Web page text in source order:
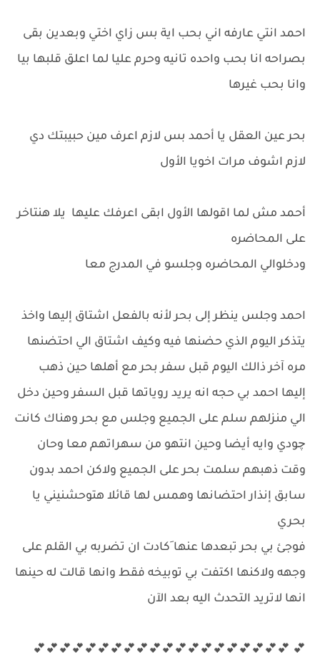
احمد انتي عارفه اني بحب اية بس زاي اختي وبعدين بقى
بصراحه انا بحب واحده تانيه وحرم عليا لما اعلق قلبها بيا
وانا بحب غيرها
بحر عين العقل يا أحمد بس لازم اعرف مين حبيبتك دي
لازم اشوف مرات اخويا الأول
أحمد مش لما اقولها الأول ابقى اعرفك عليها يلا هنتاخر
على المحاضره
ودخلوالي المحاضره وجلسو في المدرج معا
احمد وجلس ينظر إلى بحر لأنه بالفعل اشتاق إليها واخذ
يتذكر اليوم الذي حضنها فيه وكيف اشتاق الي احتضنها
مره آخر ذالك اليوم قبل سفر بحر مع أهلها حين ذهب
إليها احمد بي حجه انه يريد روياتها قبل السفر وحين دخل
الي منزلهم سلم على الجميع وجلس مع بحر وهناك كانت
چودي وايه أيضا وحين انتهو من سهراتهم معا وحان
وقت ذهبهم سلمت بحر على الجميع ولاكن احمد بدون
سابق إنذار احتضانها وهمس لها قائلا هتوحشنيني يا
بحري
فوجئ بي بحر تبعدها عنها َكادت ان تضربه بي القلم على
وجهه ولاكنها اكتفت بي توبيخه فقط وانها قالت له حينها
انها لاتريد التحدث اليه بعد الآن
💕 💕💕💕💕💕💕💕💕💕💕💕💕💕💕💕💕💕💕💕💕